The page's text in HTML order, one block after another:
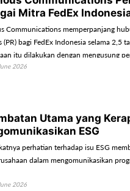
Mitra FedEx
Communications memperpanjang
(PR) bagi FedEx Indonesia selama 2,5
itu dilakukan dengan mengusung
2026
Utama yang
ESG
perhatian terhadap isu ESG
dalam mengomunikasikan
2026